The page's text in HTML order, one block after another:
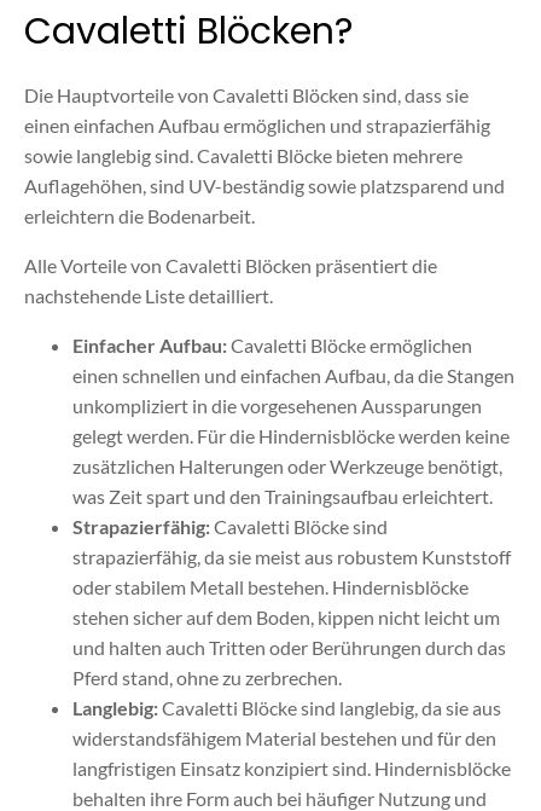
Cavaletti Blöcken?
Die Hauptvorteile von Cavaletti Blöcken sind, dass sie
einen einfachen Aufbau ermöglichen und strapazierfähig
sowie langlebig sind. Cavaletti Blöcke bieten mehrere
Auflagehöhen, sind UV-beständig sowie platzsparend und
erleichtern die Bodenarbeit.
Alle Vorteile von Cavaletti Blöcken präsentiert die
nachstehende Liste detailliert.
Einfacher Aufbau:Cavaletti Blöcke ermöglichen
einen schnellen und einfachen Aufbau, da die Stangen
unkompliziert in die vorgesehenen Aussparungen
gelegt werden. Für die Hindernisblöcke werden keine
zusätzlichen Halterungen oder Werkzeuge benötigt,
was Zeit spart und den Trainingsaufbau erleichtert.
Strapazierfähig:Cavaletti Blöcke sind
strapazierfähig, da sie meist aus robustem Kunststoff
oder stabilem Metall bestehen. Hindernisblöcke
stehen sicher auf dem Boden, kippen nicht leicht um
und halten auch Tritten oder Berührungen durch das
Pferd stand, ohne zu zerbrechen.
Langlebig:Cavaletti Blöcke sind langlebig, da sie aus
widerstandsfähigem Material bestehen und für den
langfristigen Einsatz konzipiert sind. Hindernisblöcke
behalten ihre Form auch bei häufiger Nutzung und